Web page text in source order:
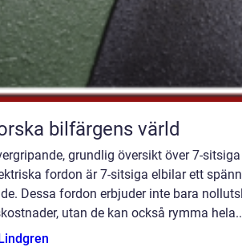
bilfärgens värld
grundlig översikt över 7-
fordon är 7-sitsiga elbilar ett
Dessa fordon erbjuder inte bara
utan de kan också rymma